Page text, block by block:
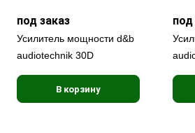
под заказ
Усилитель мощности d&b
audiotechnik 30D
В корзину
под